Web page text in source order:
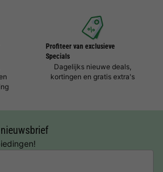
Profiteer van exclusieve
Specials
Dagelijks nieuwe deals,
kortingen en gratis extra's